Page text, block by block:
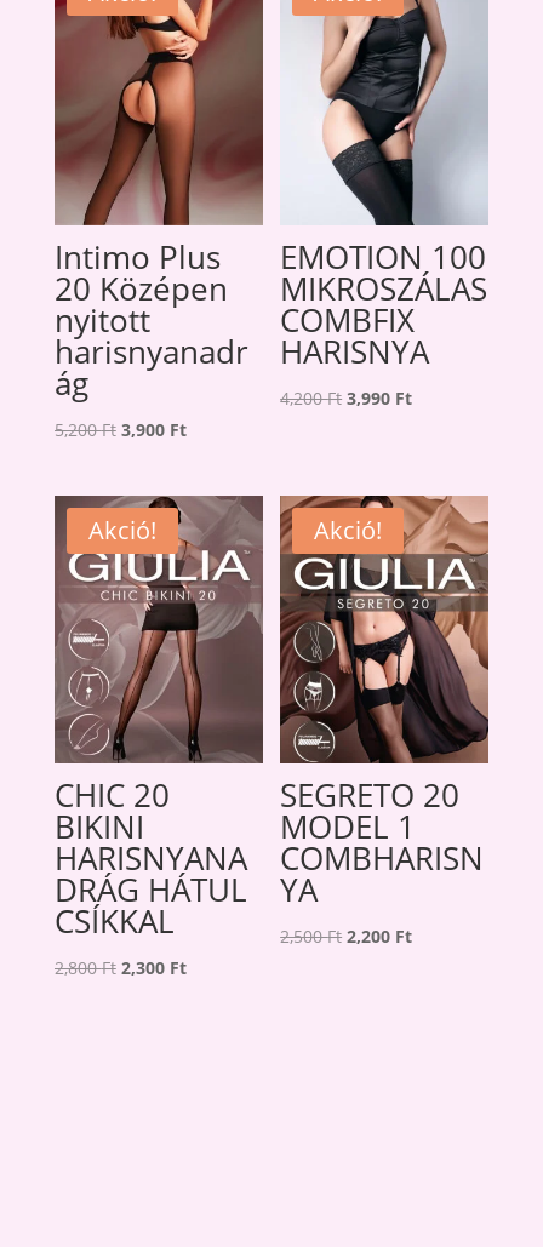
Intimo Plus
20 Középen
nyitott
harisnyanadr
ág
5,200Ft Original
was:
5,200 Ft.
3,900 FtCurrent
is:
3,900 Ft.
EMOTION 100
MIKROSZÁLAS
COMBFIX
HARISNYA
4,200Ft Original
4,200 Ft.
3,990 FtCurrent
3,990 Ft.
Akció!
CHIC 20
BIKINI
HARISNYANA
DRÁG HÁTUL
CSÍKKAL
2,800Ft Original
2,300 FtCurrent
Akció!
SEGRETO 20
MODEL 1
COMBHARISN
YA
2,500Ft Original
2,200 FtCurrent